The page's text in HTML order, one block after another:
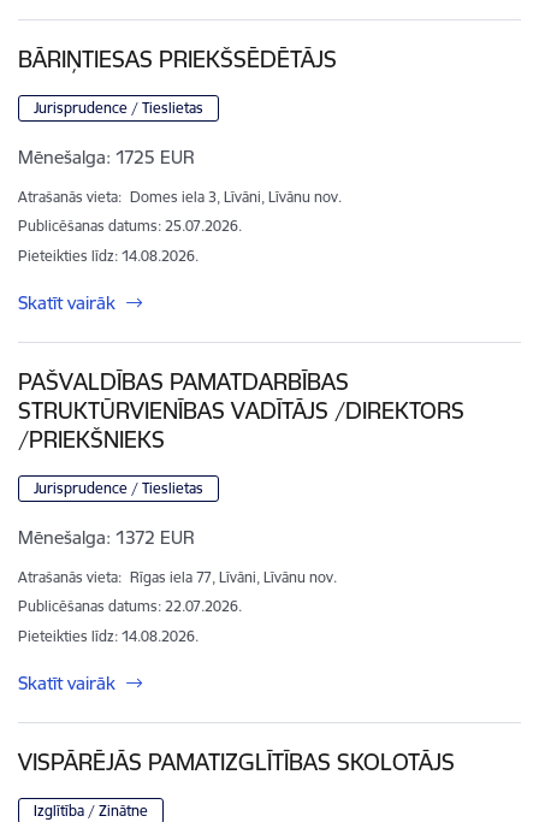
BĀRIŅTIESAS PRIEKŠSĒDĒTĀJS
Jurisprudence / Tieslietas
Mēnešalga: 1725 EUR
Atrašanās vieta: Domes iela 3, Līvāni, Līvānu nov.
Publicēšanas datums: 25.07.2026.
Pieteikties līdz: 14.08.2026.
Skatīt vairāk
PAŠVALDĪBAS PAMATDARBĪBAS
STRUKTŪRVIENĪBAS VADĪTĀJS /DIREKTORS
/PRIEKŠNIEKS
Jurisprudence / Tieslietas
Mēnešalga: 1372 EUR
Atrašanās vieta: Rīgas iela 77, Līvāni, Līvānu nov.
Publicēšanas datums: 22.07.2026.
Pieteikties līdz: 14.08.2026.
Skatīt vairāk
VISPĀRĒJĀS PAMATIZGLĪTĪBAS SKOLOTĀJS
Izglītība / Zinātne